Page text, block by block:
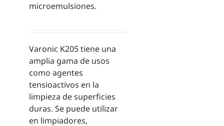
microemulsiones.
Varonic K205 tiene una
amplia gama de usos
como agentes
tensioactivos en la
limpieza de superficies
duras. Se puede utilizar
en limpiadores,